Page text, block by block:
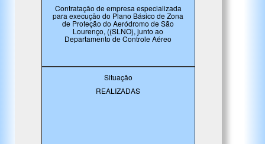
Contratação de empresa especializada
para execução do Plano Básico de Zona
de Proteção do Aeródromo de São
Lourenço, ((SLNO), junto ao
Departamento de Controle Aéreo
Situação
REALIZADAS